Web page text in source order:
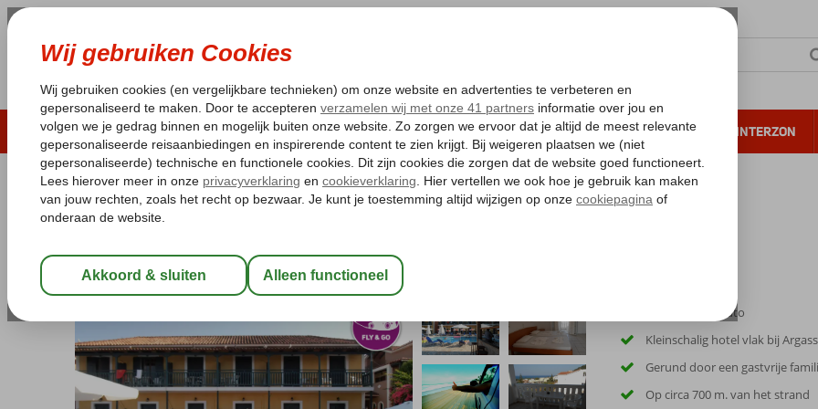
LAST MINUTE ZOMER 2026 ZONVAKANTIE VERRE REIZEN ALL INCLUSIVE WINTERZON
Pakketgarantie Laagsteprijsgarantie* Gratis annuleren*
Home
Griekenland Zakynthos
Fly & Go Krinas Hotel
Logies-Aparthotel
Inclusief huurauto
Kleinschalig hotel vlak bij
Gerund door een gastvrije
Op circa 700 m. van het strand